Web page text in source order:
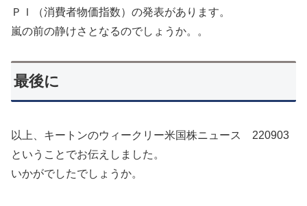
ＰＩ（消費者物価指数）の発表があります。
嵐の前の静けさとなるのでしょうか。。
最後に
以上、キートンのウィークリー米国株ニュース 220903
ということでお伝えしました。
いかがでしたでしょうか。